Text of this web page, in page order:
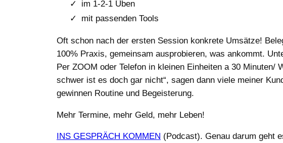
im 1-2-1 Üben
mit passenden Tools
Oft schon nach der ersten Session konkrete Umsätze!
100% Praxis, gemeinsam ausprobieren, was ankommt.
Per ZOOM oder Telefon in kleinen Einheiten a 30 Minuten/
schwer ist es doch gar nicht“, sagen dann viele meiner
gewinnen Routine und Begeisterung.
Mehr Termine, mehr Geld, mehr Leben!
INS GESPRÄCH KOMMEN (Podcast). Genau darum geht